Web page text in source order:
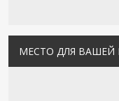
МЕСТО ДЛЯ ВАШЕЙ